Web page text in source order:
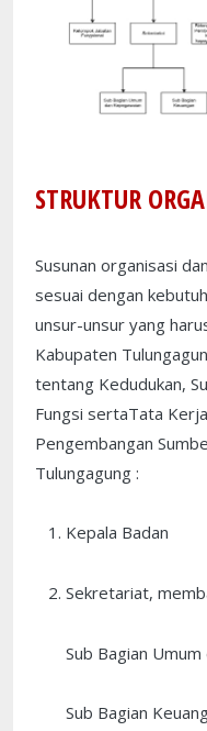
STRUKTUR
Susunan organisasi
sesuai dengan
unsur-unsur yang
Kabupaten
tentang Kedudukan,
Fungsi sertaTata
Pengembangan
Tulungagung :
1. Kepala Badan
2. Sekretariat,
Sub Bagian Umum
Sub Bagian